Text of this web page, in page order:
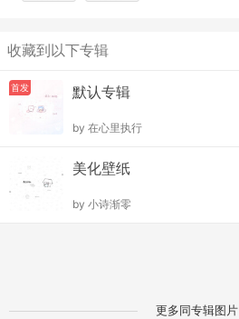
收藏到以下专辑
首发 默认专辑
by 在心里执行
美化壁纸
by 小诗渐零
更多同专辑图片